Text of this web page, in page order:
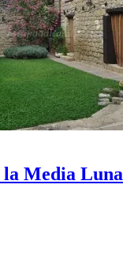
Media Luna